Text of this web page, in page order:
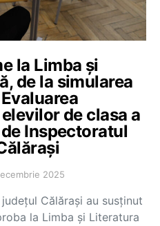
la Limba și
de la simularea
de clasa a
Inspectoratul
2025
Călărași au susținut
la Limba și Literatura